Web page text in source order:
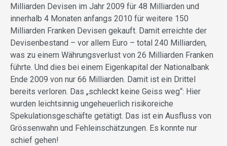
Milliarden Devisen im Jahr 2009 für 48 Milliarden und
innerhalb 4 Monaten anfangs 2010 für weitere 150
Milliarden Franken Devisen gekauft. Damit erreichte der
Devisenbestand – vor allem Euro – total 240 Milliarden,
was zu einem Währungsverlust von 26 Milliarden Franken
führte. Und dies bei einem Eigenkapital der Nationalbank
Ende 2009 von nur 66 Milliarden. Damit ist ein Drittel
bereits verloren. Das „schleckt keine Geiss weg“: Hier
wurden leichtsinnig ungeheuerlich risikoreiche
Spekulationsgeschäfte getätigt. Das ist ein Ausfluss von
Grössenwahn und Fehleinschätzungen. Es konnte nur
schief gehen!